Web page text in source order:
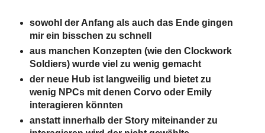
sowohl der Anfang als auch das Ende gingen
mir ein bisschen zu schnell
aus manchen Konzepten (wie den Clockwork
Soldiers) wurde viel zu wenig gemacht
der neue Hub ist langweilig und bietet zu
wenig NPCs mit denen Corvo oder Emily
interagieren könnten
anstatt innerhalb der Story miteinander zu